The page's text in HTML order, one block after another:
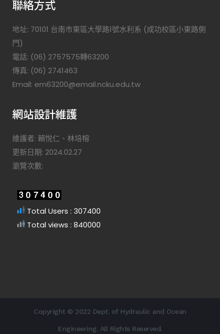
聯絡方式
地址: 70101 台南市東區大學路1號水利系 (成功校區小東路側
門)
電話: (06) 2757575轉63200
傳真: (06) 2741463
Email: em63200@email.ncku.edu.tw
網站設計維護
維護者: 賴悅仁、林培榕
更新日期: 2024.02.27
瀏覽次數:
Total Users : 307400
Total views : 840000
Copyright © 2022 Dept. of Hydraulic and Ocean
Engineering. All Rights Reserved.